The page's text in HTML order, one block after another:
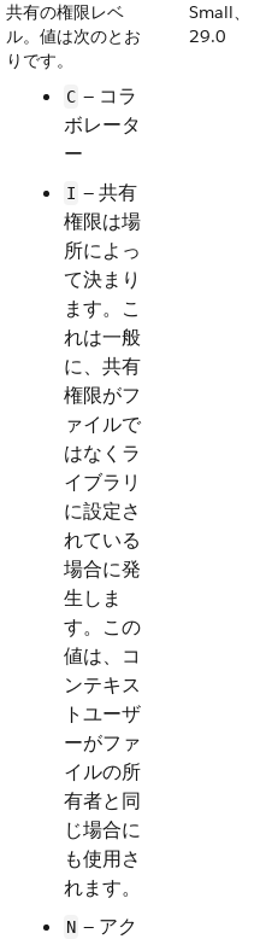
共有の権限レベ
ル。値は次のとお
りです。
C — コラ
ボレータ
ー
I — 共有
権限は場
所によっ
て決まり
ます。こ
れは一般
に、共有
権限がフ
ァイルで
はなくラ
イブラリ
に設定さ
れている
場合に発
生しま
す。この
値は、コ
ンテキス
トユーザ
ーがファ
イルの所
有者と同
じ場合に
も使用さ
れます。
N — アク
Small、
29.0